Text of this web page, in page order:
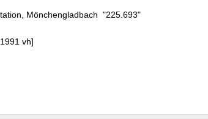
Mönchengladbach "225.693"
vh]